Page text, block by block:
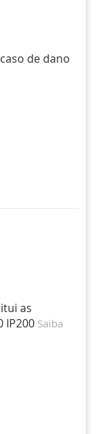
de dano
as
IP200 Saiba